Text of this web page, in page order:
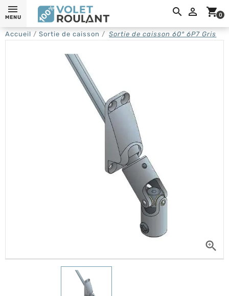
 shopping_cart0
MENU
Accueil Sortie de caisson Sortie de caisson 60° 6P7 Gris
